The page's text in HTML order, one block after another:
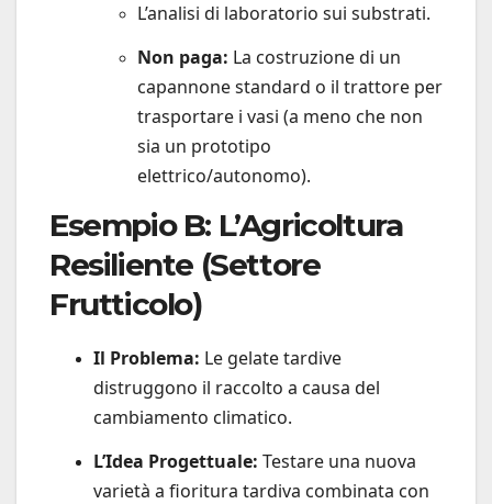
L’analisi di laboratorio sui substrati.
Non paga: La costruzione di un
capannone standard o il trattore per
trasportare i vasi (a meno che non
sia un prototipo
elettrico/autonomo).
Esempio B: L’Agricoltura
Resiliente (Settore
Frutticolo)
Il Problema: Le gelate tardive
distruggono il raccolto a causa del
cambiamento climatico.
L’Idea Progettuale: Testare una nuova
varietà a fioritura tardiva combinata con